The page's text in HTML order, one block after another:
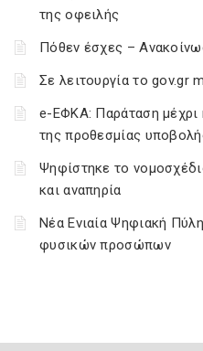
της οφειλής
Πόθεν έσχες –
Σε λειτουργία το gov.gr
e-ΕΦΚΑ: Παράταση μέχρι
της προθεσμίας
Ψηφίστηκε το
και αναπηρία
Νέα Ενιαία Ψηφιακή
φυσικών προσώπων